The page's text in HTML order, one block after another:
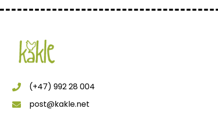
(+47) 992 28 004
post@kakle.net